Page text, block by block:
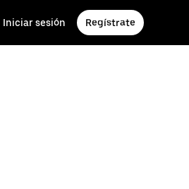
Iniciar sesión Regístrate